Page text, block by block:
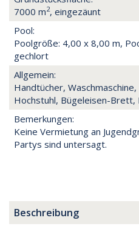
7000 m2, eingezäunt
Pool:
Poolgröße: 4,00 x 8,00 m,
gechlort
Allgemein:
Handtücher,
Hochstuhl, Bügeleisen-
Bemerkungen:
Keine Vermietung an
Partys sind untersagt.
Beschreibung